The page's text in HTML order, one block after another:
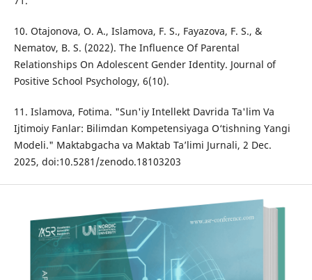
10. Otajonova, O. A., Islamova, F. S., Fayazova, F. S., &
Nematov, B. S. (2022). The Influence Of Parental
Relationships On Adolescent Gender Identity. Journal of
Positive School Psychology, 6(10).
11. Islamova, Fotima. "Sun'iy Intellekt Davrida Ta'lim Va
Ijtimoiy Fanlar: Bilimdan Kompetensiyaga O‘tishning Yangi
Modeli." Maktabgacha va Maktab Ta’limi Jurnali, 2 Dec.
2025, doi:10.5281/zenodo.18103203